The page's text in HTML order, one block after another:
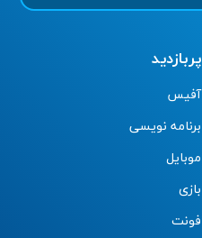
پربازدید
آفیس
برنامه نویسی
موبایل
بازی
فونت